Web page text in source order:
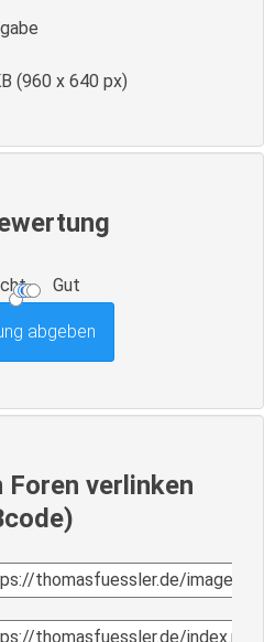
(960 x 640 px)
Gut
Foren verlinken